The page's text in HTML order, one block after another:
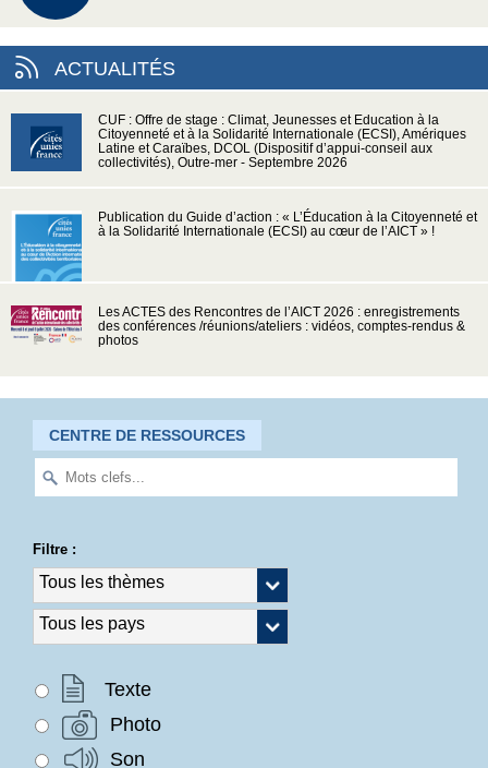
ACTUALITÉS
CUF : Offre de stage : Climat, Jeunesses et Education à la
Citoyenneté et à la Solidarité Internationale (ECSI), Amériques
Latine et Caraïbes, DCOL (Dispositif d’appui-conseil aux
collectivités), Outre-mer - Septembre 2026
Publication du Guide d’action : « L’Éducation à la Citoyenneté et
à la Solidarité Internationale (ECSI) au cœur de l’AICT » !
Les ACTES des Rencontres de l’AICT 2026 : enregistrements
des conférences /réunions/ateliers : vidéos, comptes-rendus &
photos
CENTRE DE RESSOURCES
Filtre :
Texte
Photo
Son